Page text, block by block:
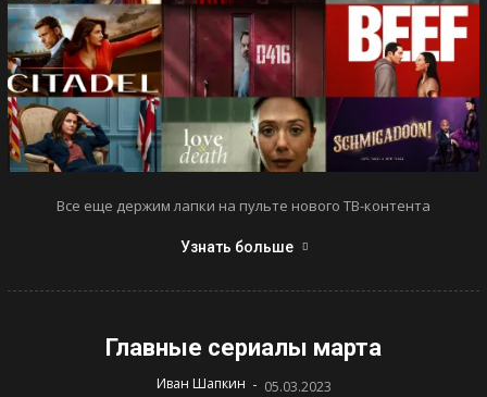
Все еще держим лапки на пульте нового ТВ-контента
Узнать больше
Главные сериалы марта
Иван Шапкин - 05.03.2023